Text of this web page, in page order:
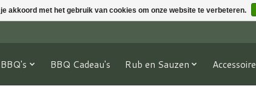
BBQ's BBQ Cadeau's Rub en Sauzen
akkoord met het gebruik van cookies om onze website te verbeteren.